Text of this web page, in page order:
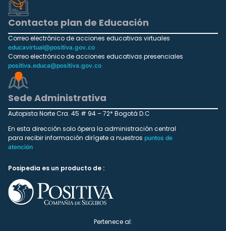
Contactos plan de Educación
Correo electrónico de acciones educativas virtuales
educavirtual@positiva.gov.co
Correo electrónico de acciones educativas presenciales
positiva.educa@positiva.gov.co
Sede Administrativa
Autopista Norte Cra. 45 # 94 – 72* Bogotá D.C
En esta dirección solo ópera la administración central
para recibir información dirígete a nuestros puntos de
atención
Posipedia es un producto de :
Pertenece al: